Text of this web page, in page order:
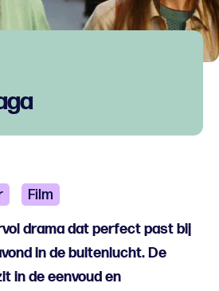
Film
drama dat perfect past bij
in de buitenlucht. De
in de eenvoud en